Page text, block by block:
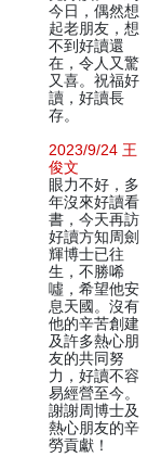
今日，偶然想
起老朋友，想
不到好讀還
在，令人又驚
又喜。祝福好
讀，好讀長
存。
2023/9/24 王
俊文
眼力不好，多
年沒來好讀看
書，今天再訪
好讀方知周劍
輝博士已往
生，不勝唏
噓，希望他安
息天國。沒有
他的辛苦創建
及許多熱心朋
友的共同努
力，好讀不容
易經營至今。
謝謝周博士及
熱心朋友的辛
勞貢獻！